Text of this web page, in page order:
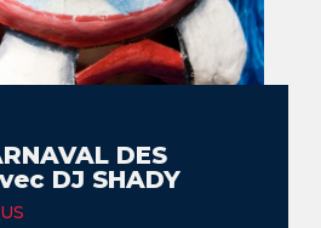
DES
DJ SHADY